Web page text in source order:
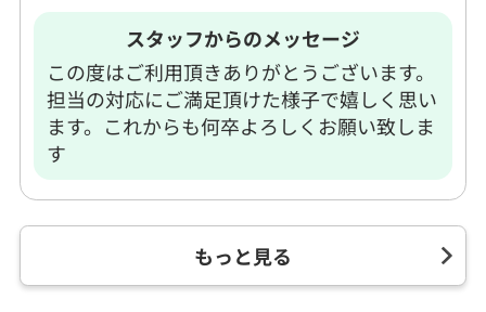
スタッフからのメッセージ
この度はご利用頂きありがとうございます。
担当の対応にご満足頂けた様子で嬉しく思い
ます。これからも何卒よろしくお願い致しま
す
もっと見る